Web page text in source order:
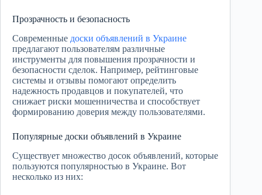
Прозрачность и безопасность
Современные доски объявлений в Украине
предлагают пользователям различные
инструменты для повышения прозрачности и
безопасности сделок. Например, рейтинговые
системы и отзывы помогают определить
надежность продавцов и покупателей, что
снижает риски мошенничества и способствует
формированию доверия между пользователями.
Популярные доски объявлений в Украине
Существует множество досок объявлений, которые
пользуются популярностью в Украине. Вот
несколько из них: